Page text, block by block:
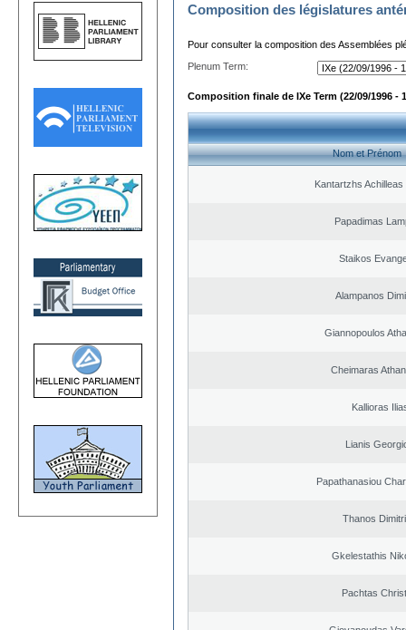
Composition des législatures
Pour consulter la composition des Assemblées
Plenum Term:
Composition finale de IXe Term (22/09/1996 -
Nom et Prénom
Kantartzhs Achilleas
Papadimas
Staikos
Alampanos
Giannopoulos
Cheimaras
Kallioras
Lianis
Papathanasiou
Thanos
Gkelestathis
Pachtas